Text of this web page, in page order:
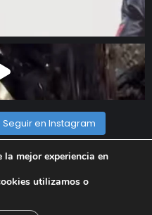
Seguir en Instagram
reservados |
mejor experiencia en
utilizamos o